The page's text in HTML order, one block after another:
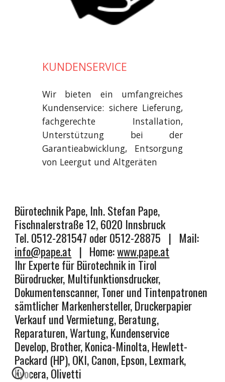
KUNDENSERVICE
Wir bieten ein umfangreiches
Kundenservice: sichere Lieferung,
fachgerechte Installation,
Unterstützung bei der
Garantieabwicklung, Entsorgung
von Leergut und Altgeräten
Bürotechnik Pape, Inh. Stefan Pape,
Fischnalerstraße 12, 6020 Innsbruck
Tel. 0512-281547 oder 0512-28875 | Mail:
info@pape.at | Home:www.pape.at
Ihr Experte für Bürotechnik in Tirol
Bürodrucker, Multifunktionsdrucker,
Dokumentenscanner, Toner und Tintenpatronen
sämtlicher Markenhersteller, Druckerpapier
Verkauf und Vermietung, Beratung,
Reparaturen,Wartung,Kundenservice
Develop, Brother, Konica-Minolta, Hewlett-
Packard (HP), OKI, Canon, Epson, Lexmark,
Kyocera, Olivetti